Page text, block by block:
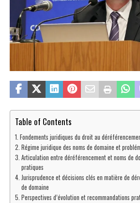
Table of Contents
Fondements juridiques du droit au
Régime juridique des noms de domaine et
Articulation entre déréférencement et noms de
pratiques
Jurisprudence et décisions clés en matière de
de domaine
Perspectives d’évolution et recommandations